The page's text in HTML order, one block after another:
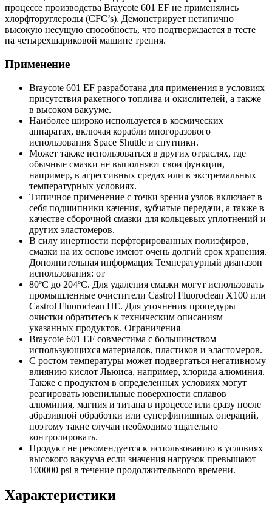
процессе производства Braycote 601 EF не применялись
хлорфторуглероды (CFC’s). Демонстрирует нетипично
высокую несущую способность, что подтверждается в тесте
на четырехшариковой машине трения.
Применение
Braycote 601 EF разработана для применения в условиях
присутствия ракетного топлива и окислителей, а также
в высоком вакууме.
Наиболее широко используется в космических
аппаратах, включая корабли многоразового
использования Space Shuttle и спутники.
Может также использоваться в других отраслях, где
обычные смазки не выполняют свои функции,
например, в агрессивных средах или в экстремальных
температурных условиях.
Типичное применение с точки зрения узлов включает в
себя подшипники качения, зубчатые передачи, а также в
качестве сборочной смазки для кольцевых уплотнений и
других эластомеров.
В силу инертности перфторированных полиэфиров,
смазки на их основе имеют очень долгий срок хранения.
Дополнительная информация Температурный диапазон
использования: от
80ºC до 204ºC. Для удаления смазки могут использовать
промышленные очистители Castrol Fluoroclean X100 или
Castrol Fluoroclean HE. Для уточнения процедуры
очистки обратитесь к техническим описаниям
указанных продуктов. Ограничения
Braycote 601 EF совместима с большинством
использующихся материалов, пластиков и эластомеров.
С ростом температуры может подвергаться негативному
влиянию кислот Льюиса, например, хлорида алюминия.
Также с продуктом в определенных условиях могут
реагировать ювенильные поверхности сплавов
алюминия, магния и титана в процессе или сразу после
абразивной обработки или суперфинишных операций,
поэтому такие случаи необходимо тщательно
контролировать.
Продукт не рекомендуется к использованию в условиях
высокого вакуума если значения нагрузок превышают
100000 psi в течение продолжительного времени.
Характеристики